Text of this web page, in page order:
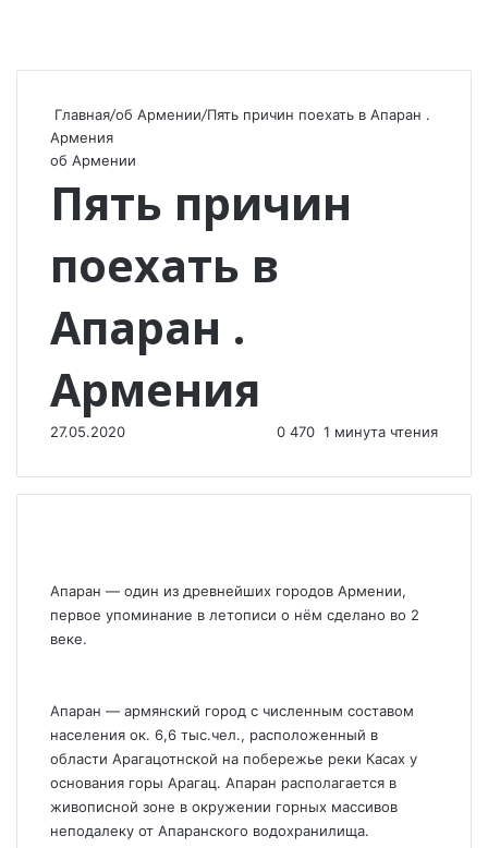
Главная/об Армении/Пять причин поехать в Апаран .
Армения
об Армении
Пять причин
поехать в
Апаран .
Армения
27.05.2020 0 470 1 минута чтения
Апаран — один из древнейших городов Армении,
первое упоминание в летописи о нём сделано во 2
веке.
Апаран — армянский город с численным составом
населения ок. 6,6 тыс.чел., расположенный в
области Арагацотнской на побережье реки Касах у
основания горы Арагац. Апаран располагается в
живописной зоне в окружении горных массивов
неподалеку от Апаранского водохранилища.